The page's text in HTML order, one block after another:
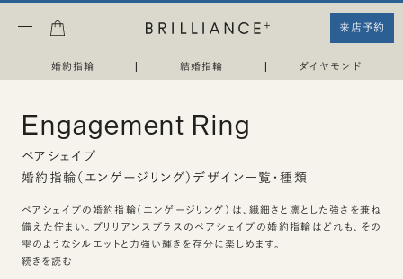
来店予約
婚約指輪 | 結婚指輪 | ダイヤモンド
Engagement Ring
ペアシェイプ
婚約指輪（エンゲージリング）デザイン一覧・種類
ペアシェイプの婚約指輪（エンゲージリング）は、繊細さと凛とした強さを兼ね
備えた佇まい。ブリリアンスプラスのペアシェイプの婚約指輪はどれも、その
雫のようなシルエットと力強い輝きを存分に楽しめます。
続きを読む